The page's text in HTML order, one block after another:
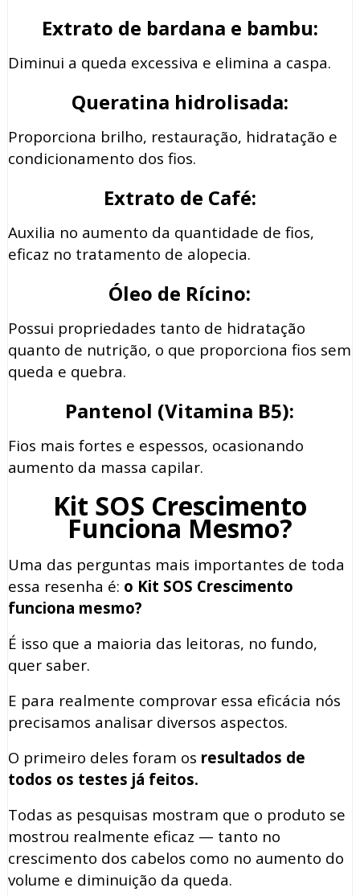
Extrato de bardana e bambu:
Diminui a queda excessiva e elimina a caspa.
Queratina hidrolisada:
Proporciona brilho, restauração, hidratação e
condicionamento dos fios.
Extrato de Café:
Auxilia no aumento da quantidade de fios,
eficaz no tratamento de alopecia.
Óleo de Rícino:
Possui propriedades tanto de hidratação
quanto de nutrição, o que proporciona fios sem
queda e quebra.
Pantenol (Vitamina B5):
Fios mais fortes e espessos, ocasionando
aumento da massa capilar.
Kit SOS Crescimento
Funciona Mesmo?
Uma das perguntas mais importantes de toda
essa resenha é: o Kit SOS Crescimento
funciona mesmo?
É isso que a maioria das leitoras, no fundo,
quer saber.
E para realmente comprovar essa eficácia nós
precisamos analisar diversos aspectos.
O primeiro deles foram os resultados de
todos os testes já feitos.
Todas as pesquisas mostram que o produto se
mostrou realmente eficaz — tanto no
crescimento dos cabelos como no aumento do
volume e diminuição da queda.